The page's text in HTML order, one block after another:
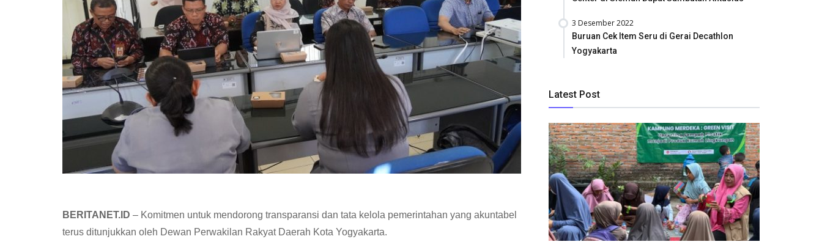
BERITANET.ID – Komitmen untuk mendorong transparansi dan tata kelola pemerintahan yang akuntabel
terus ditunjukkan oleh Dewan Perwakilan Rakyat Daerah Kota Yogyakarta.
3 Desember 2022
Buruan Cek Item Seru di Gerai Decathlon
Yogyakarta
Latest Post